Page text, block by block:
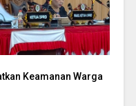
Keamanan Warga